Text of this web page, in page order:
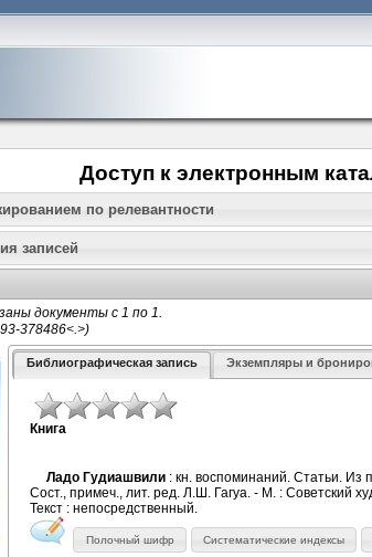
Доступ к электронным
по релевантности
записей
документы с 1 по 1.
Библиографическая запись Экземпляры и
Книга
Ладо Гудиашвили : кн. воспоминаний. Статьи. Из
Сост., примеч., лит. ред. Л.Ш. Гагуа. - М. : Советский
Текст : непосредственный.
Полочный шифр Систематические индексы